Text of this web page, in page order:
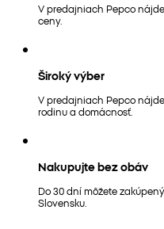
V predajniach Pepco
ceny.
Široký výber
V predajniach Pepco
rodinu a domácnosť.
Nakupujte bez obáv
Do 30 dní môžete
Slovensku.